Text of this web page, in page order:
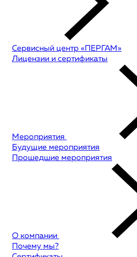
Сервисный центр «ПЕРГАМ»
Лицензии и сертификаты
Мероприятия
Будущие мероприятия
Прошедшие мероприятия
О компании
Почему мы?